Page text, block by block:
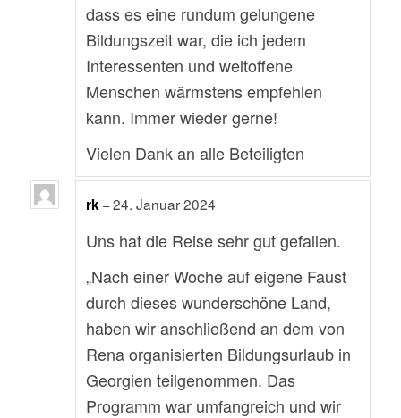
dass es eine rundum gelungene
Bildungszeit war, die ich jedem
Interessenten und weltoffene
Menschen wärmstens empfehlen
kann. Immer wieder gerne!
Vielen Dank an alle Beteiligten
rk – 24. Januar 2024
Uns hat die Reise sehr gut gefallen.
„Nach einer Woche auf eigene Faust
durch dieses wunderschöne Land,
haben wir anschließend an dem von
Rena organisierten Bildungsurlaub in
Georgien teilgenommen. Das
Programm war umfangreich und wir